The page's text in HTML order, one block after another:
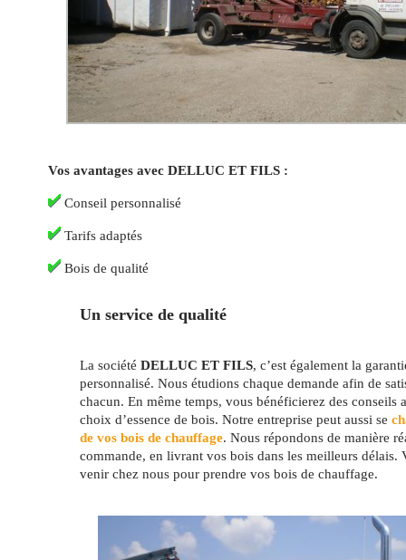
Vos avantages avec DELLUC ET FILS :
Conseil personnalisé
Tarifs adaptés
Bois de qualité
Un service de qualité
La société DELLUC ET FILS, c’est également la
personnalisé. Nous étudions chaque demande afin de
chacun. En même temps, vous bénéficierez des conseils
choix d’essence de bois. Notre entreprise peut aussi se
de vos bois de chauffage. Nous répondons de manière
commande, en livrant vos bois dans les meilleurs délais.
venir chez nous pour prendre vos bois de chauffage.